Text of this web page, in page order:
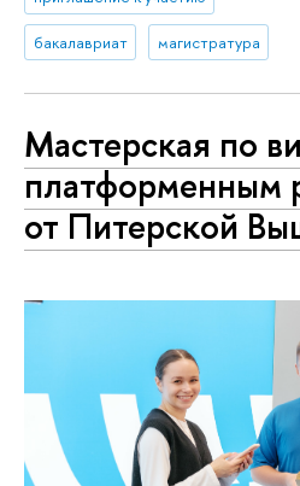
бакалавриат магистратура
Мастерская по
платформенным
от Питерской